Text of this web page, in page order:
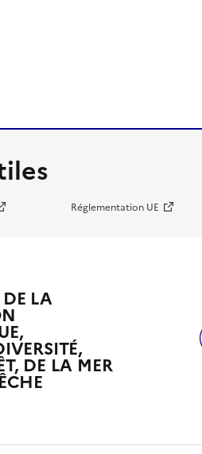
Réglementation UE
LA
DE LA MER